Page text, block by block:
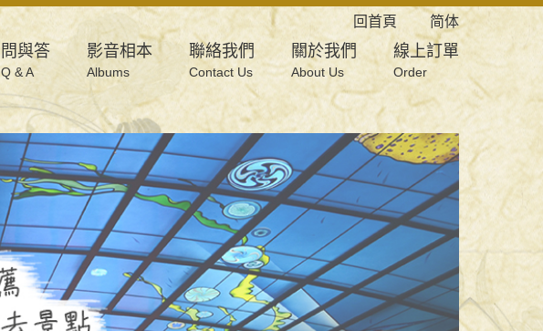
回首頁 简体
問與答
Q & A
影音相本
Albums
聯絡我們
Contact Us
關於我們
About Us
線上訂單
Order